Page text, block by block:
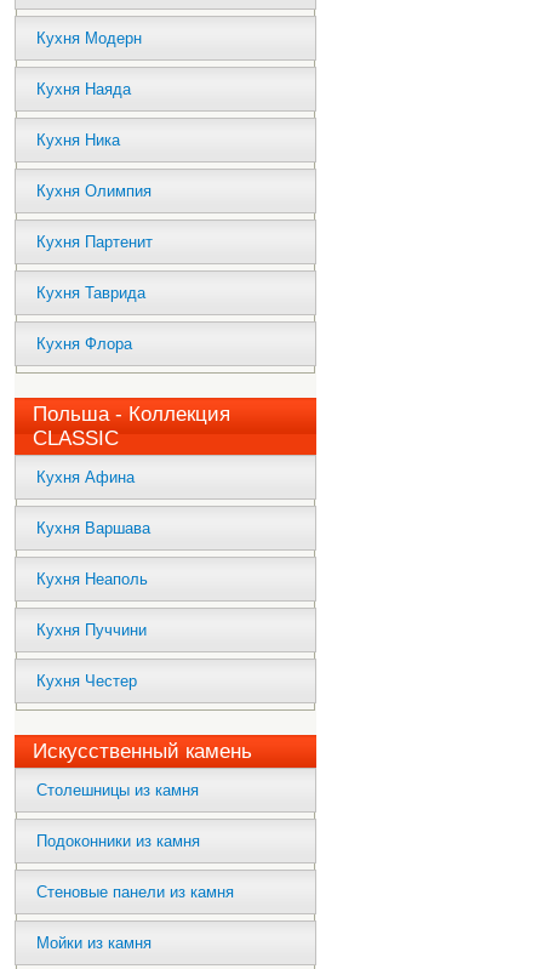
Кухня Модерн
Кухня Наяда
Кухня Ника
Кухня Олимпия
Кухня Партенит
Кухня Таврида
Кухня Флора
Польша - Коллекция
CLASSIC
Кухня Афина
Кухня Варшава
Кухня Неаполь
Кухня Пуччини
Кухня Честер
Искусственный камень
Столешницы из камня
Подоконники из камня
Стеновые панели из камня
Мойки из камня